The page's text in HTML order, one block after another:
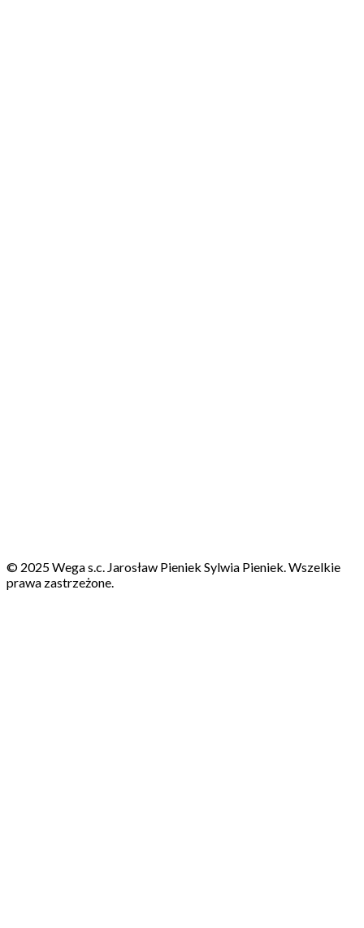
© 2025 Wega s.c. Jarosław Pieniek Sylwia Pieniek. Wszelkie
prawa zastrzeżone.